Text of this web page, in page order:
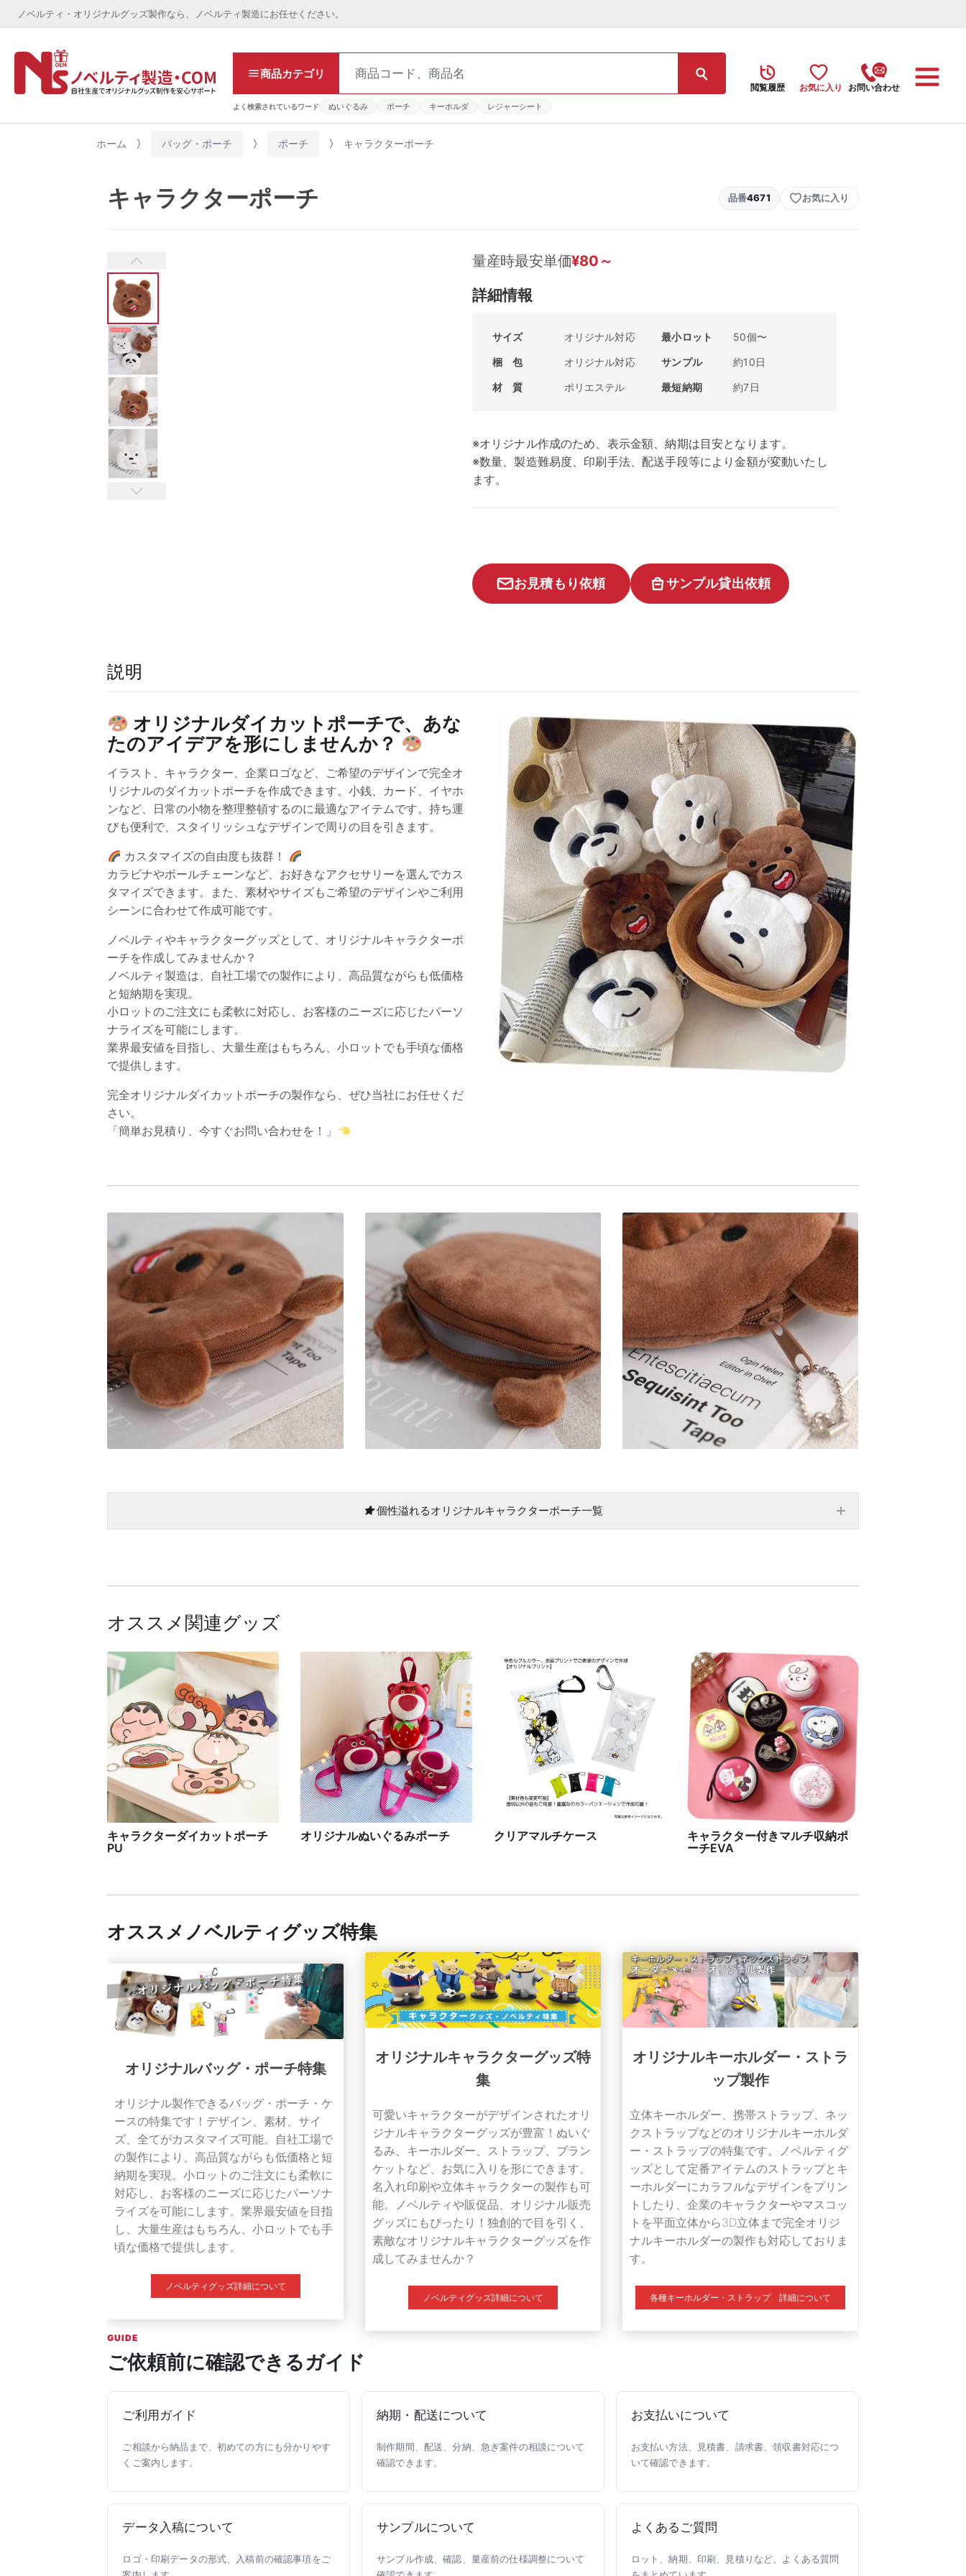
ノベルティ・オリジナルグッズ製作なら、ノベルティ製造にお任せください。
商品カテゴリ
よく検索されているワード ぬいぐるみ ポーチ キーホルダ レジャーシート
閲覧履歴 お気に入り お問い合わせ
ホーム バッグ・ポーチ ポーチ キャラクターポーチ
キャラクターポーチ 品番4671 お気に入り
量産時最安単価¥80 ～
詳細情報
サイズ オリジナル対応 最小ロット 50個〜
梱 包 オリジナル対応 サンプル 約10日
材 質 ポリエステル 最短納期 約7日
※オリジナル作成のため、表示金額、納期は目安となります。
※数量、製造難易度、印刷手法、配送手段等により金額が変動いたし
ます。
お見積もり依頼 サンプル貸出依頼
説明
オリジナルダイカットポーチで、あな
たのアイデアを形にしませんか？
イラスト、キャラクター、企業ロゴなど、ご希望のデザインで完全オ
リジナルのダイカットポーチを作成できます。小銭、カード、イヤホ
ンなど、日常の小物を整理整頓するのに最適なアイテムです。持ち運
びも便利で、スタイリッシュなデザインで周りの目を引きます。
カスタマイズの自由度も抜群！
カラビナやボールチェーンなど、お好きなアクセサリーを選んでカス
タマイズできます。また、素材やサイズもご希望のデザインやご利用
シーンに合わせて作成可能です。
ノベルティやキャラクターグッズとして、オリジナルキャラクターポ
ーチを作成してみませんか？
ノベルティ製造は、自社工場での製作により、高品質ながらも低価格
と短納期を実現。
小ロットのご注文にも柔軟に対応し、お客様のニーズに応じたパーソ
ナライズを可能にします。
業界最安値を目指し、大量生産はもちろん、小ロットでも手頃な価格
で提供します。
完全オリジナルダイカットポーチの製作なら、ぜひ当社にお任せくだ
さい。
「簡単お見積り、今すぐお問い合わせを！」
個性溢れるオリジナルキャラクターポーチ一覧
オススメ関連グッズ
キャラクターダイカットポーチ
PU
オリジナルぬいぐるみポーチ クリアマルチケース
キャラクター付きマルチ収納ポ
ーチEVA
オススメノベルティグッズ特集
オリジナルバッグ・ポーチ特集
オリジナル製作できるバッグ・ポーチ・ケ
ースの特集です！デザイン、素材、サイ
ズ、全てがカスタマイズ可能。自社工場で
の製作により、高品質ながらも低価格と短
納期を実現。小ロットのご注文にも柔軟に
対応し、お客様のニーズに応じたパーソナ
ライズを可能にします。業界最安値を目指
し、大量生産はもちろん、小ロットでも手
頃な価格で提供します。
ノベルティグッズ詳細について
オリジナルキャラクターグッズ特
集
可愛いキャラクターがデザインされたオリ
ジナルキャラクターグッズが豊富！ぬいぐ
るみ、キーホルダー、ストラップ、ブラン
ケットなど、お気に入りを形にできます。
名入れ印刷や立体キャラクターの製作も可
能。ノベルティや販促品、オリジナル販売
グッズにもぴったり！独創的で目を引く、
素敵なオリジナルキャラクターグッズを作
成してみませんか？
ノベルティグッズ詳細について
オリジナルキーホルダー・ストラ
ップ製作
立体キーホルダー、携帯ストラップ、ネッ
クストラップなどのオリジナルキーホルダ
ー・ストラップの特集です。ノベルティグ
ッズとして定番アイテムのストラップとキ
ーホルダーにカラフルなデザインをプリン
トしたり、企業のキャラクターやマスコッ
トを平面立体から3D立体まで完全オリジ
ナルキーホルダーの製作も対応しておりま
す。
各種キーホルダー・ストラップ 詳細について
GUIDE
ご依頼前に確認できるガイド
ご利用ガイド
ご相談から納品まで、初めての方にも分かりやす
くご案内します。
納期・配送について
制作期間、配送、分納、急ぎ案件の相談について
確認できます。
お支払いについて
お支払い方法、見積書、請求書、領収書対応につ
いて確認できます。
データ入稿について
ロゴ・印刷データの形式、入稿前の確認事項をご
サンプルについて
サンプル作成、確認、量産前の仕様調整について
よくあるご質問
ロット、納期、印刷、見積りなど、よくある質問